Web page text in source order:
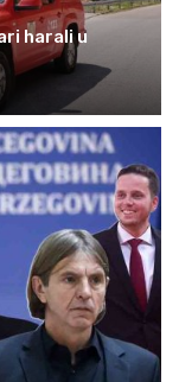
harali u